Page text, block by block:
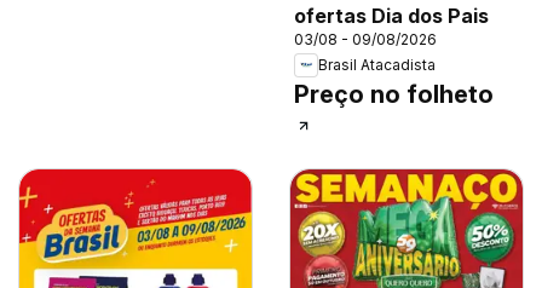
ofertas Dia dos Pais
03/08 - 09/08/2026
Brasil Atacadista
Preço no folheto